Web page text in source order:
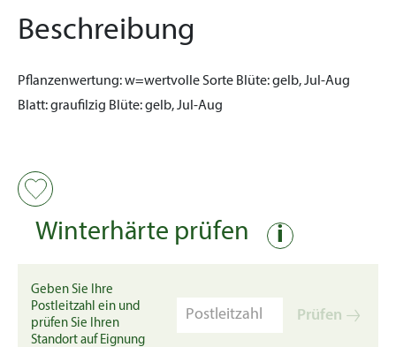
Beschreibung
Pflanzenwertung:w=wertvolle Sorte Blüte:gelb, Jul-Aug
Blatt:graufilzig Blüte:gelb, Jul-Aug
Winterhärte prüfen i
Geben Sie Ihre
Postleitzahl ein und
prüfen Sie Ihren
Standort auf Eignung
Prüfen